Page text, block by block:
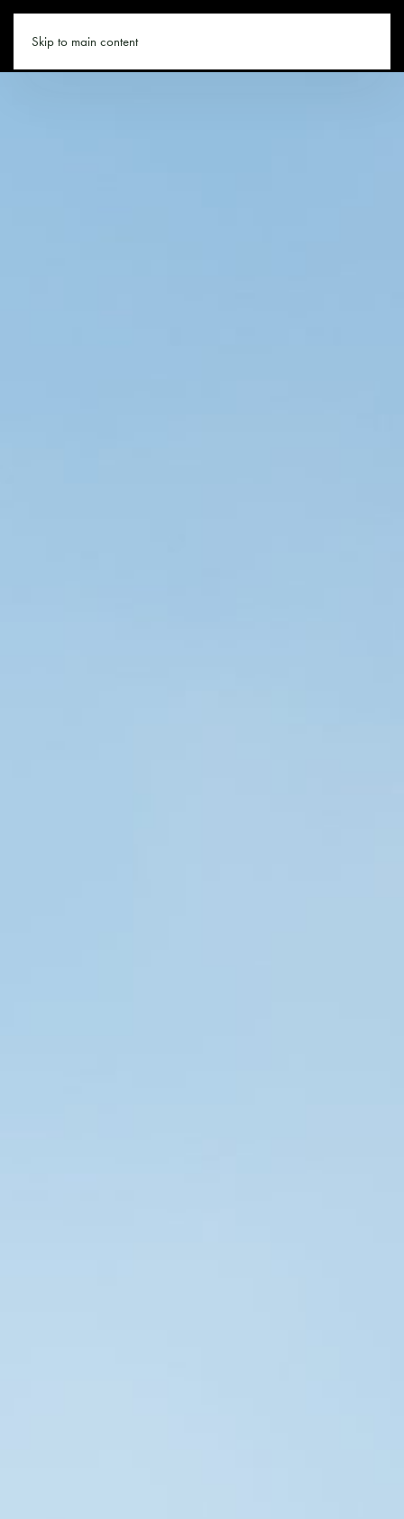
Skip to main content
LEOGANG.CO